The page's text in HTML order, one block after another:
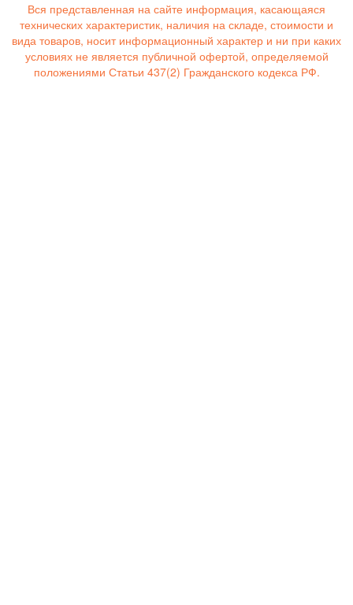
Вся представленная на сайте информация, касающаяся
технических характеристик, наличия на складе, стоимости и
вида товаров, носит информационный характер и ни при каких
условиях не является публичной офертой, определяемой
положениями Статьи 437(2) Гражданского кодекса РФ.